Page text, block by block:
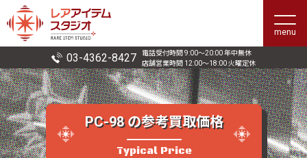
menu
03-4362-8427
電話受付時間 9:00〜20:00 年中無休
店舗営業時間 12:00〜18:00 火曜定休
PC-98 の参考買取価格
Typical Price